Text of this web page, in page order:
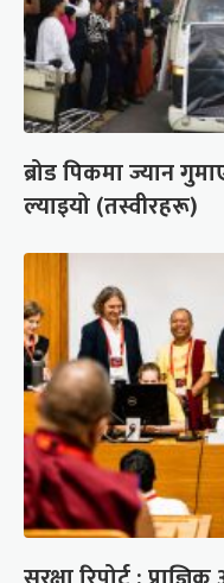
ब्रोड पिकमा ज्यान
ल्याइयो (तस्वीरहरू)